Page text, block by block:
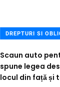
DREPTURI SI
Scaun auto
spune legea
locul din față și